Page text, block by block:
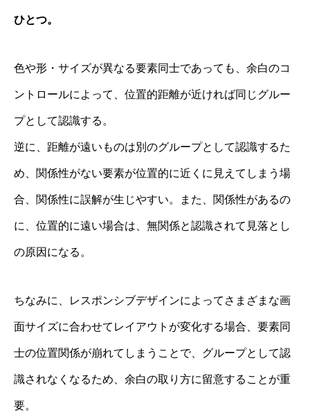
ひとつ。
色や形・サイズが異なる要素同士であっても、余白のコ
ントロールによって、位置的距離が近ければ同じグルー
プとして認識する。
逆に、距離が遠いものは別のグループとして認識するた
め、関係性がない要素が位置的に近くに見えてしまう場
合、関係性に誤解が生じやすい。また、関係性があるの
に、位置的に遠い場合は、無関係と認識されて見落とし
の原因になる。
ちなみに、レスポンシブデザインによってさまざまな画
面サイズに合わせてレイアウトが変化する場合、要素同
士の位置関係が崩れてしまうことで、グループとして認
識されなくなるため、余白の取り方に留意することが重
要。